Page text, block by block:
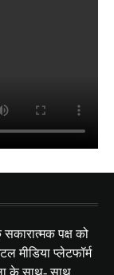
सकारात्मक पक्ष को
मीडिया प्लेटफॉर्म